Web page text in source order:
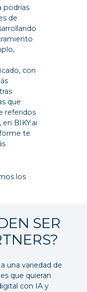
podrías
de
con
que
referidos
BIKY.ai
te
los
SER
una variedad de
que quieran
con IA y